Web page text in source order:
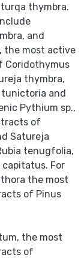
thymbra.
and
the most active
Coridothymus
thymbra,
and
Pythium sp.,
of
Satureja
tenugfolia,
For
the most
of Pinus
the most
of